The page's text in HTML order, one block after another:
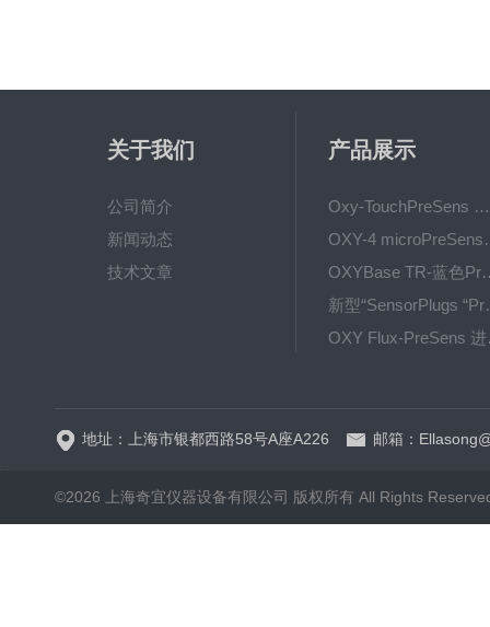
关于我们
公司简介
新闻动态
技术文章
产品展示
Oxy-TouchPreSens 氧分析仪 多孔培养容器监测
OXY-4
OXYBase TR-蓝色
新型
地址：上海市银都西路58号A座A226 邮箱：
©2026 上海奇宜仪器设备有限公司 版权所有 All Rights